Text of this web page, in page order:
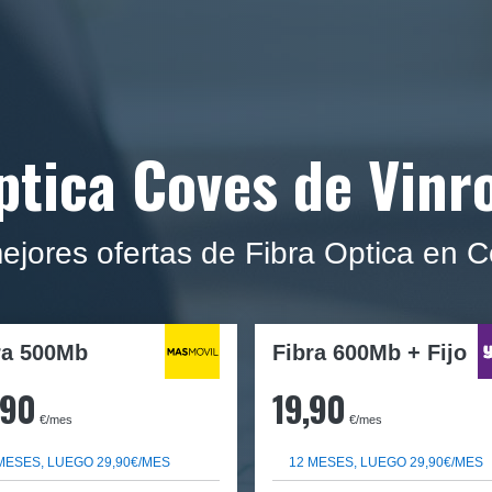
Coves de
ofertas de Fibra Optica en
500Mb
€/mes
LUEGO 29,90€/MES
Fibra 600Mb + Fijo
19,90 €/mes
12 MESES, LUEGO 29,90€/MES